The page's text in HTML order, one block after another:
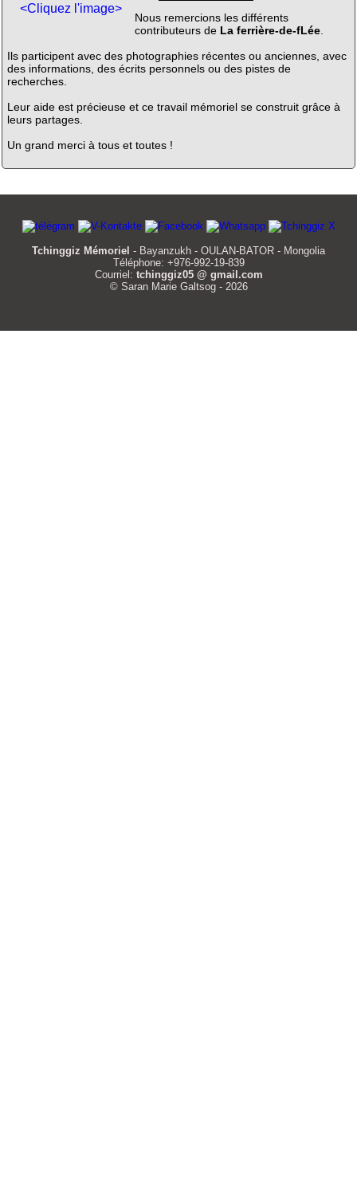
<Cliquez l'image>
Nous remercions les différents
contributeurs de La ferrière-de-fLée.
Ils participent avec des photographies récentes ou anciennes, avec
des informations, des écrits personnels ou des pistes de
recherches.
Leur aide est précieuse et ce travail mémoriel se construit grâce à
leurs partages.
Un grand merci à tous et toutes !
Tchinggiz Mémoriel - Bayanzukh - OULAN-BATOR - Mongolia
Téléphone: +976-992-19-839
Courriel: tchinggiz05 @ gmail.com
© Saran Marie Galtsog - 2026